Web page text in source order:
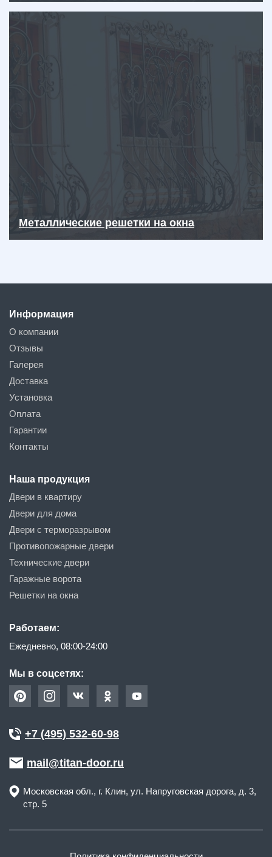
Металлические решетки на окна
Информация
О компании
Отзывы
Галерея
Доставка
Установка
Оплата
Гарантии
Контакты
Наша продукция
Двери в квартиру
Двери для дома
Двери с терморазрывом
Противопожарные двери
Технические двери
Гаражные ворота
Решетки на окна
Работаем:
Ежедневно, 08:00-24:00
Мы в соцсетях:
+7 (495) 532-60-98
mail@titan-door.ru
Московская обл., г. Клин, ул. Напруговская дорога, д. 3,
стр. 5